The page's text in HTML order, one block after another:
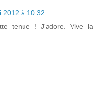
2012 à 10:32
tenue ! J'adore. Vive la